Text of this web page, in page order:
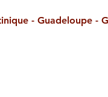
- Guadeloupe -